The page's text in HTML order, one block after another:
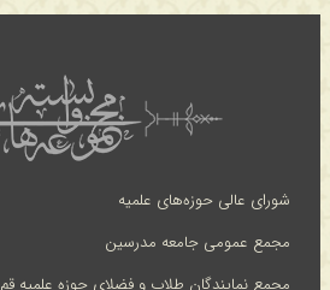
شورای عالی حوزه‌های علمیه
مجمع عمومی جامعه مدرسین
مجمع نمایندگان طلاب و فضلای حوزه علمیه قم